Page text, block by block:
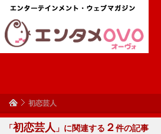
初恋芸人
「初恋芸人 」に関連する ２件の記事